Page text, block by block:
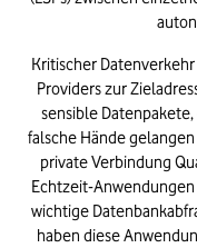
Kritischer
Providers zur
sensible
falsche Hände
private Verbindung
Echtzeit-
wichtige
haben diese